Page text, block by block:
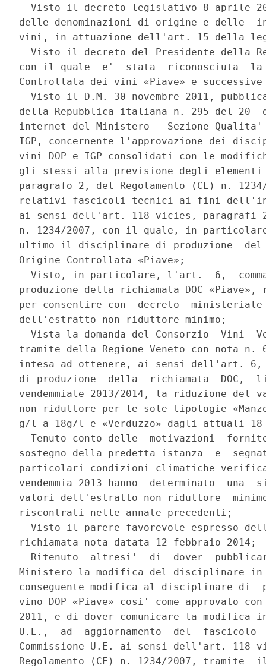
Visto il decreto legislativo 8 aprile
delle denominazioni di origine e delle
vini, in attuazione dell'art. 15 della
Visto il decreto del Presidente della
con il quale  e'  stata  riconosciuta  la
Controllata dei vini «Piave» e
Visto il D.M. 30 novembre 2011,
della Repubblica italiana n. 295 del 20
internet del Ministero - Sezione
IGP, concernente l'approvazione dei
vini DOP e IGP consolidati con le
gli stessi alla previsione degli
paragrafo 2, del Regolamento (CE) n.
relativi fascicoli tecnici ai fini
ai sensi dell'art. 118-vicies, paragrafi 2
n. 1234/2007, con il quale, in
ultimo il disciplinare di produzione  del
Origine Controllata «Piave»;
Visto, in particolare, l'art.  6,
produzione della richiamata DOC
per consentire con  decreto
dell'estratto non riduttore minimo;
Vista la domanda del Consorzio  Vini
tramite della Regione Veneto con nota n.
intesa ad ottenere, ai sensi dell'art. 6,
di produzione  della  richiamata  DOC,
vendemmiale 2013/2014, la riduzione
non riduttore per le sole tipologie
g/l a 18g/l e «Verduzzo» dagli attuali
Tenuto conto delle  motivazioni
sostegno della predetta istanza  e
particolari condizioni climatiche
vendemmia 2013 hanno  determinato
valori dell'estratto non riduttore
riscontrati nelle annate precedenti;
Visto il parere favorevole espresso
richiamata nota datata 12 febbraio 2014;
Ritenuto  altresi'  di  dover
Ministero la modifica del disciplinare in
conseguente modifica al disciplinare di
vino DOP «Piave» cosi' come approvato
2011, e di dover comunicare la modifica
U.E.,  ad  aggiornamento  del
Commissione U.E. ai sensi dell'art.
Regolamento (CE) n. 1234/2007,